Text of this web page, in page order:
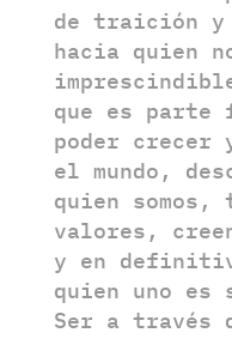
de traición y
hacia quien
que es parte
poder crecer
el mundo,
quien somos,
valores,
y en
quien uno es
Ser a través